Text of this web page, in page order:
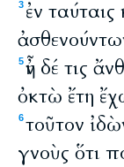
3 ἐν
5ἦν δέ τις
ὀκτὼ ἔτη
6τοῦτον
γνοὺς ὅτι